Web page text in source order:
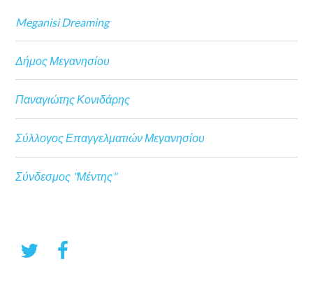
Meganisi Dreaming
Δήμος Μεγανησίου
Παναγιώτης Κονιδάρης
Σύλλογος Επαγγελματιών Μεγανησίου
Σύνδεσμος "Μέντης"